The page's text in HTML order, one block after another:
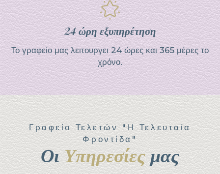
24 ώρη εξυπηρέτηση
Το γραφείο μας λειτουργει 24 ώρες και 365 μέρες το
χρόνο.
Γραφείο Τελετών "Η Τελευταία
Φροντίδα"
ΟιΥπηρεσίεςμας